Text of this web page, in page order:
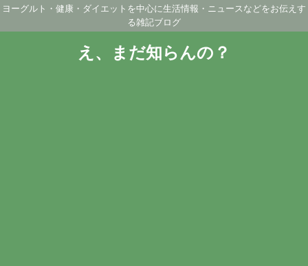
ヨーグルト・健康・ダイエットを中心に生活情報・ニュースなどをお伝えす
る雑記ブログ
え、まだ知らんの？